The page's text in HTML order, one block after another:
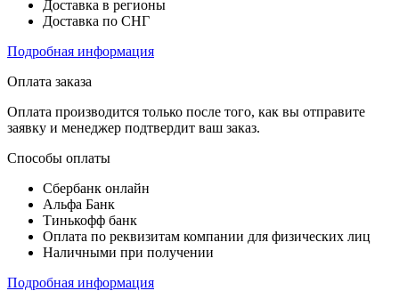
Доставка в регионы
Доставка по СНГ
Подробная информация
Оплата заказа
Оплата производится только после того, как вы отправите
заявку и менеджер подтвердит ваш заказ.
Способы оплаты
Сбербанк онлайн
Альфа Банк
Тинькофф банк
Оплата по реквизитам компании для физических лиц
Наличными при получении
Подробная информация